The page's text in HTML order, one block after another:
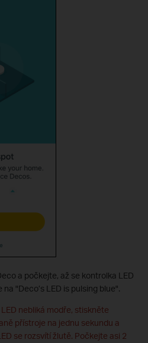
a počkejte, až se kontrolka LED
"Deco’s LED is pulsing blue".
nebliká modře, stiskněte
přístroje na jednu sekundu a
se rozsvítí žlutě. Počkejte asi 2